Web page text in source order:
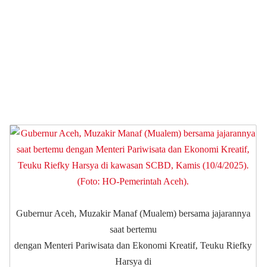
Gubernur Aceh, Muzakir Manaf (Mualem) bersama jajarannya
saat bertemu
dengan Menteri Pariwisata dan Ekonomi Kreatif, Teuku Riefky
Harsya di